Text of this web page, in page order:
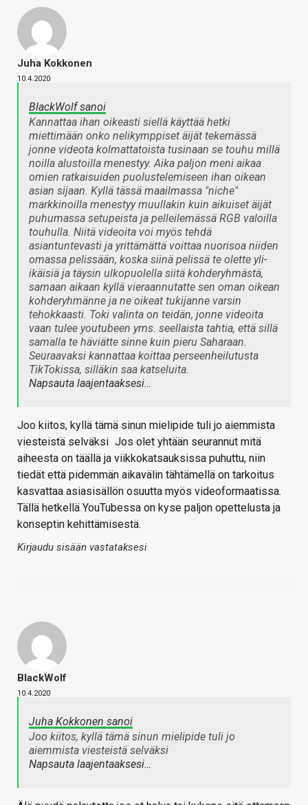
Juha Kokkonen
10.4.2020
BlackWolf sanoi
Kannattaa ihan oikeasti siellä käyttää hetki
miettimään onko nelikymppiset äijät tekemässä
jonne videota kolmattatoista tusinaan se touhu millä
noilla alustoilla menestyy. Aika paljon meni aikaa
omien ratkaisuiden puolustelemiseen ihan oikean
asian sijaan. Kyllä tässä maailmassa "niche"
markkinoilla menestyy muullakin kuin aikuiset äijät
puhumassa setupeista ja pelleilemässä RGB valoilla
touhulla. Niitä videoita voi myös tehdä
asiantuntevasti ja yrittämättä voittaa nuorisoa niiden
omassa pelissään, koska siinä pelissä te olette yli-
ikäisiä ja täysin ulkopuolella siitä kohderyhmästä,
samaan aikaan kyllä vieraannutatte sen oman oikean
kohderyhmänne ja ne oikeat tukijanne varsin
tehokkaasti. Toki valinta on teidän, jonne videoita
vaan tulee youtubeen yms. seellaista tahtia, että sillä
samalla te häviätte sinne kuin pieru Saharaan.
Seuraavaksi kannattaa koittaa perseenheilutusta
TikTokissa, silläkin saa katseluita.
Napsauta laajentaaksesi…
Joo kiitos, kyllä tämä sinun mielipide tuli jo aiemmista
viesteistä selväksi Jos olet yhtään seurannut mitä
aiheesta on täällä ja viikkokatsauksissa puhuttu, niin
tiedät että pidemmän aikavälin tähtämellä on tarkoitus
kasvattaa asiasisällön osuutta myös videoformaatissa.
Tällä hetkellä YouTubessa on kyse paljon opettelusta ja
konseptin kehittämisestä.
Kirjaudu sisään vastataksesi
BlackWolf
10.4.2020
Juha Kokkonen sanoi
Joo kiitos, kyllä tämä sinun mielipide tuli jo
aiemmista viesteistä selväksi
Napsauta laajentaaksesi…